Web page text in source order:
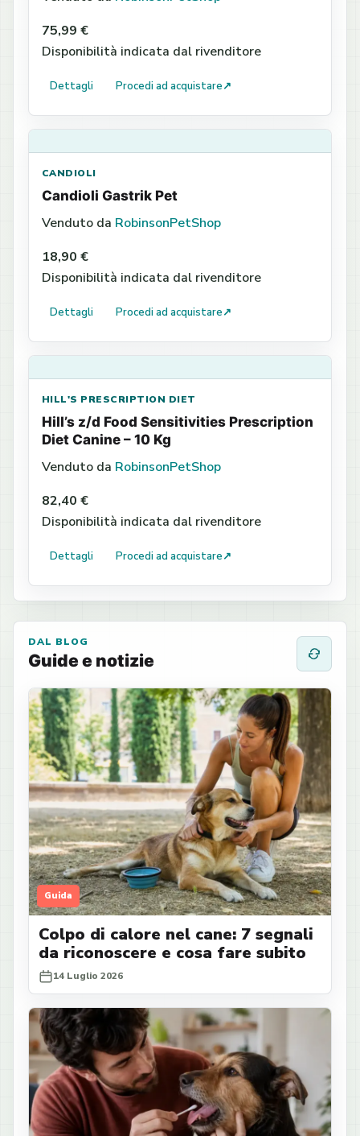
75,99 €
Disponibilità indicata dal rivenditore
Dettagli Procedi ad acquistare↗
CANDIOLI
Candioli Gastrik Pet
Venduto da RobinsonPetShop
18,90 €
Disponibilità indicata dal rivenditore
Dettagli Procedi ad acquistare↗
HILL'S PRESCRIPTION DIET
Hill’s z/d Food Sensitivities Prescription
Diet Canine – 10 Kg
Venduto da RobinsonPetShop
82,40 €
Disponibilità indicata dal rivenditore
Dettagli Procedi ad acquistare↗
DAL BLOG
Guide e notizie
Guida
Colpo di calore nel cane: 7 segnali
da riconoscere e cosa fare subito
14 Luglio 2026